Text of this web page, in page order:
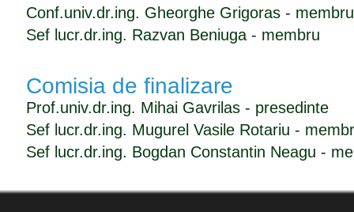
Conf.univ.dr.ing. Gheorghe Grigoras - membru
Sef lucr.dr.ing. Razvan Beniuga - membru
Comisia de finalizare
Prof.univ.dr.ing. Mihai Gavrilas - presedinte
Sef lucr.dr.ing. Mugurel Vasile Rotariu -
Sef lucr.dr.ing. Bogdan Constantin Neagu -